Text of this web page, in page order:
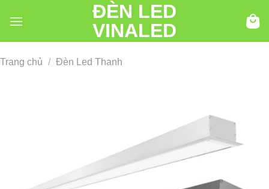
đến
ĐÈN LED
VINALED
Trang chủ / Đèn Led Thanh